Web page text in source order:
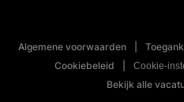
Algemene voorwaarden
Cookiebeleid
Cookie-
Bekijk alle